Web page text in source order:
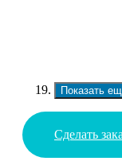
Показать
Сделать